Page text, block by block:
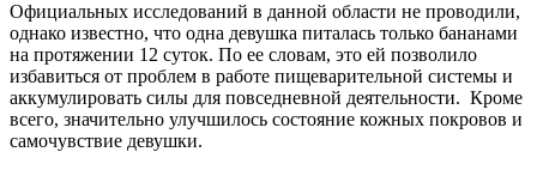
Официальных исследований в данной области не проводили,
однако известно, что одна девушка питалась только бананами
на протяжении 12 суток. По ее словам, это ей позволило
избавиться от проблем в работе пищеварительной системы и
аккумулировать силы для повседневной деятельности. Кроме
всего, значительно улучшилось состояние кожных покровов и
самочувствие девушки.